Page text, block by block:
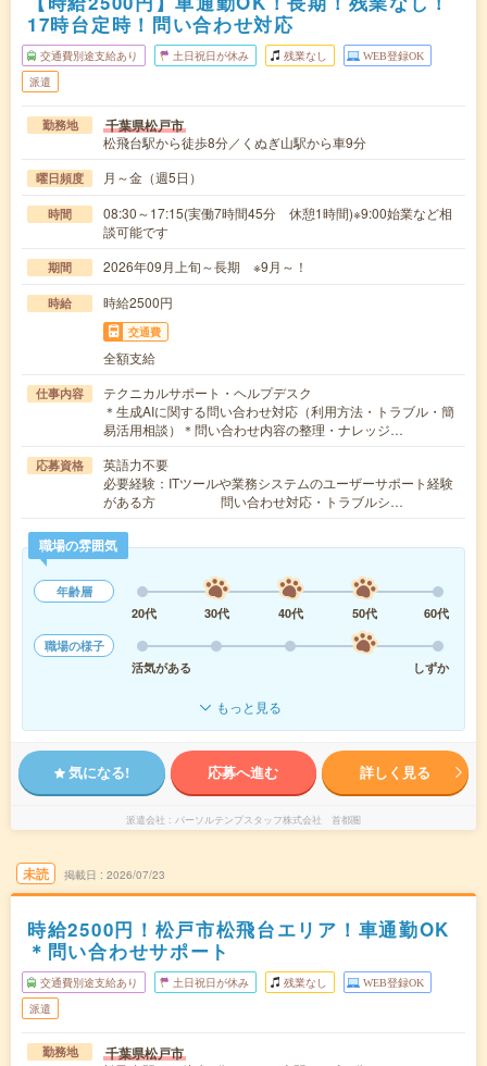
17時台定時！問い合わせ対応
交通費別途支給あり 土日祝日が休み 残業なし WEB登録OK
派遣
勤務地 千葉県松戸市
松飛台駅から徒歩8分／くぬぎ山駅から車9分
曜日頻度 月～金（週5日）
時間
08:30～17:15(実働7時間45分 休憩1時間)※9:00始業など相
談可能です
期間 2026年09月上旬～長期 ※9月～！
時給 時給2500円
交通費
全額支給
仕事内容
テクニカルサポート・ヘルプデスク
＊生成AIに関する問い合わせ対応（利用方法・トラブル・簡
易活用相談）＊問い合わせ内容の整理・ナレッジ…
応募資格
英語力不要
必要経験：ITツールや業務システムのユーザーサポート経験
がある方 問い合わせ対応・トラブルシ…
職場の雰囲気
年齢層
20代
30代 40代 50代
60代
職場の様子
活気がある
しずか
もっと見る
気になる! 応募へ進む 詳しく見る
派遣会社 パーソルテンプスタッフ株式会社 首都圏
未読 掲載日 2026/07/23
時給2500円！松戸市松飛台エリア！車通勤OK
＊問い合わせサポート
交通費別途支給あり 土日祝日が休み 残業なし WEB登録OK
派遣
勤務地 千葉県松戸市